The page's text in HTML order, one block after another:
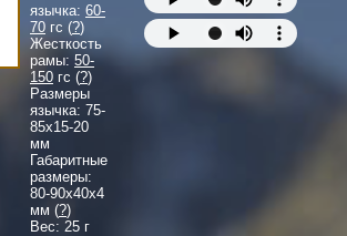
язычка: 60-
70 гс (?)
Жесткость
рамы: 50-
150 гс (?)
Размеры
язычка: 75-
85x15-20
мм
Габаритные
размеры:
80-90x40x4
мм (?)
Вес: 25 г